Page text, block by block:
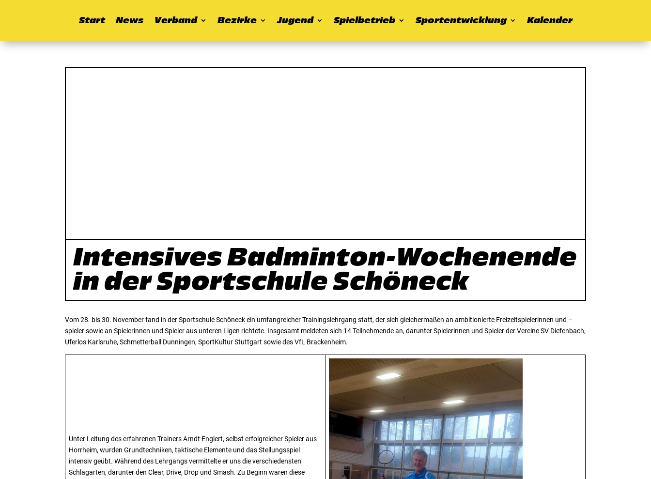
Start News Verband Bezirke Jugend Spielbetrieb Sportentwicklung Kalender
Intensives Badminton-Wochenende
in der Sportschule Schöneck
Vom 28. bis 30. November fand in der Sportschule Schöneck ein umfangreicher Trainingslehrgang statt, der sich gleichermaßen an ambitionierte Freizeitspielerinnen und –
spieler sowie an Spielerinnen und Spieler aus unteren Ligen richtete. Insgesamt meldeten sich 14 Teilnehmende an, darunter Spielerinnen und Spieler der Vereine SV Diefenbach,
Uferlos Karlsruhe, Schmetterball Dunningen, SportKultur Stuttgart sowie des VfL Brackenheim.
Unter Leitung des erfahrenen Trainers Arndt Englert, selbst erfolgreicher Spieler aus
Horrheim, wurden Grundtechniken, taktische Elemente und das Stellungsspiel
intensiv geübt. Während des Lehrgangs vermittelte er uns die verschiedensten
Schlagarten, darunter den Clear, Drive, Drop und Smash. Zu Beginn waren diese